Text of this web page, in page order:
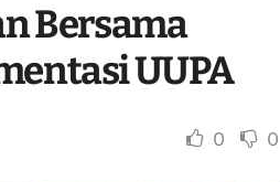
Bersama
UUPA
0 0